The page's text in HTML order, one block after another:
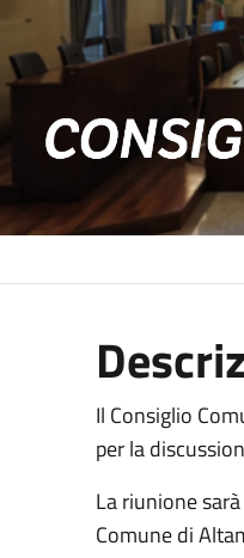
Il Consiglio
per la
La riunione
Comune di